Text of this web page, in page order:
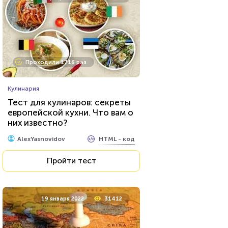
Проходили 11746 раз
Тест: Какое хобби вам
подойдет?
Пройти тест
17 декабря 2021
Проходили 1716 раз
Кулинария
Тест для кулинаров: секреты
европейской кухни. Что вам о
них известно?
AlexYasnovidov HTML - код
Пройти тест
19 января 2022 31412